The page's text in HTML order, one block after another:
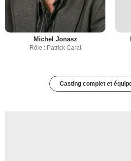
Michel Jonasz
Rôle : Patrick Carat
Casting complet et